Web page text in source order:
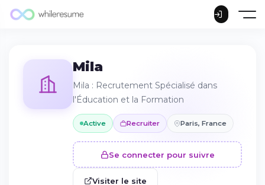
Mila
Mila : Recrutement Spécialisé dans
l'Éducation et la Formation
Active Recruiter Paris, France
Se connecter pour suivre
Visiter le site